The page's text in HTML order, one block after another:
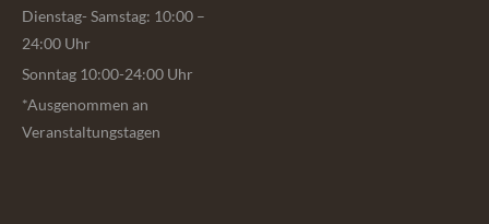
Dienstag- Samstag: 10:00 –
24:00 Uhr
Sonntag 10:00-24:00 Uhr
*Ausgenommen an
Veranstaltungstagen